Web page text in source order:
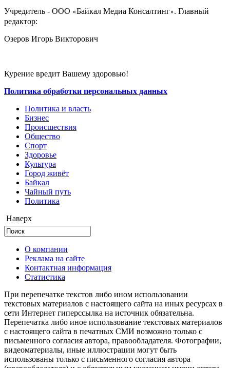
Учредитель - ООО «Байкал Медиа Консалтинг». Главный
редактор:
Озеров Игорь Викторович
Курение вредит Вашему здоровью!
Политика обработки персональных данных
Политика и власть
Бизнес
Происшествия
Общество
Cпорт
Здоровье
Культура
Город живёт
Байкал
Чайный путь
Политика
Наверх
О компании
Реклама на сайте
Контактная информация
Статистика
При перепечатке текстов либо ином использовании
текстовых материалов с настоящего сайта на иных ресурсах в
сети Интернет гиперссылка на источник обязательна.
Перепечатка либо иное использование текстовых материалов
с настоящего сайта в печатных СМИ возможно только с
письменного согласия автора, правообладателя. Фотографии,
видеоматериалы, иные иллюстрации могут быть
использованы только с письменного согласия автора